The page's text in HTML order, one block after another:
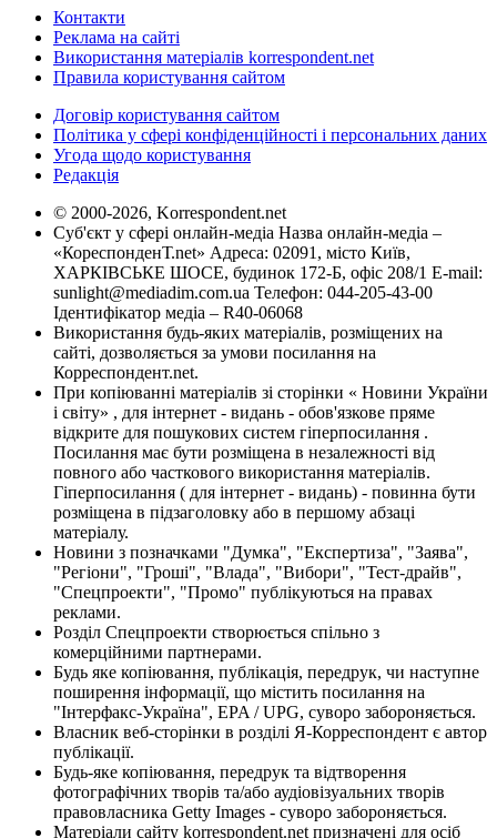
Контакти
Реклама на сайті
Використання матеріалів korrespondent.net
Правила користування сайтом
Договір користування сайтом
Політика у сфері конфіденційності і персональних даних
Угода щодо користування
Редакція
© 2000-2026, Korrespondent.net
Суб'єкт у сфері онлайн-медіа Назва онлайн-медіа –
«КореспонденТ.net» Адреса: 02091, місто Київ,
ХАРКІВСЬКЕ ШОСЕ, будинок 172-Б, офіс 208/1 E-mail:
sunlight@mediadim.com.ua Телефон: 044-205-43-00
Ідентифікатор медіа – R40-06068
Використання будь-яких матеріалів, розміщених на
сайті, дозволяється за умови посилання на
Корреспондент.net.
При копіюванні матеріалів зі сторінки « Новини України
і світу» , для інтернет - видань - обов'язкове пряме
відкрите для пошукових систем гіперпосилання .
Посилання має бути розміщена в незалежності від
повного або часткового використання матеріалів.
Гіперпосилання ( для інтернет - видань) - повинна бути
розміщена в підзаголовку або в першому абзаці
матеріалу.
Новини з позначками "Думка", "Експертиза", "Заява",
"Регіони", "Гроші", "Влада", "Вибори", "Тест-драйв",
"Спецпроекти", "Промо" публікуються на правах
реклами.
Розділ Спецпроекти створюється спільно з
комерційними партнерами.
Будь яке копіювання, публікація, передрук, чи наступне
поширення інформації, що містить посилання на
"Інтерфакс-Україна", EPA / UPG, суворо забороняється.
Власник веб-сторінки в розділі Я-Корреспондент є автор
публікації.
Будь-яке копіювання, передрук та відтворення
фотографічних творів та/або аудіовізуальних творів
правовласника Getty Images - суворо забороняється.
Матеріали сайту korrespondent.net призначені для осіб